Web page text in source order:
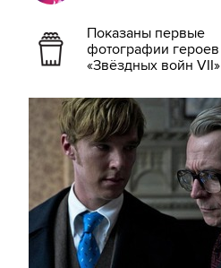
Показаны первые
фотографии героев
«Звёздных войн VII»